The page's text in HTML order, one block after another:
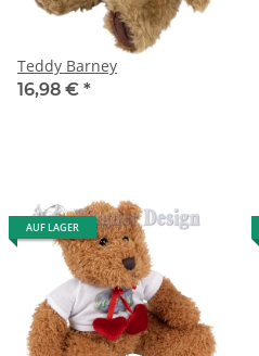
Teddy Barney
16,98 € *
AUF LAGER